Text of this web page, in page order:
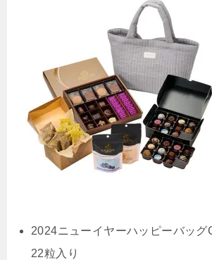
2024ニューイヤーハッピーバッグ
22粒入り